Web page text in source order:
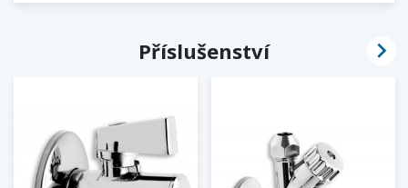
Příslušenství 